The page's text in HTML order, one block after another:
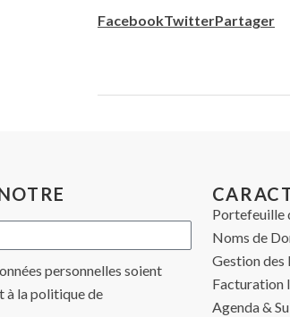
FacebookTwitterPartager
Portefeuille
Noms de
Gestion des
Facturation
Agenda &
personnelles soient
à la politique de